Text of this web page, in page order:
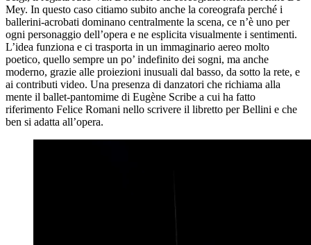
Mey. In questo caso citiamo subito anche la coreografa perché i
ballerini-acrobati dominano centralmente la scena, ce n’è uno per
ogni personaggio dell’opera e ne esplicita visualmente i sentimenti.
L’idea funziona e ci trasporta in un immaginario aereo molto
poetico, quello sempre un po’ indefinito dei sogni, ma anche
moderno, grazie alle proiezioni inusuali dal basso, da sotto la rete, e
ai contributi video. Una presenza di danzatori che richiama alla
mente il ballet-pantomime di Eugène Scribe a cui ha fatto
riferimento Felice Romani nello scrivere il libretto per Bellini e che
ben si adatta all’opera.